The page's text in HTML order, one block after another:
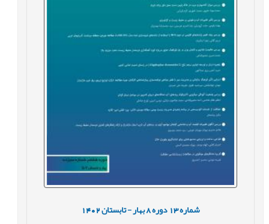
شماره13 دوره8 بهار - تابستان1402